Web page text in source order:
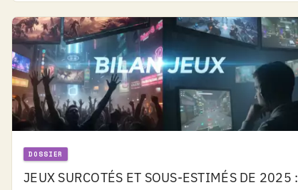
DOSSIER
JEUX SURCOTÉS ET SOUS-ESTIMÉS DE 2025 :